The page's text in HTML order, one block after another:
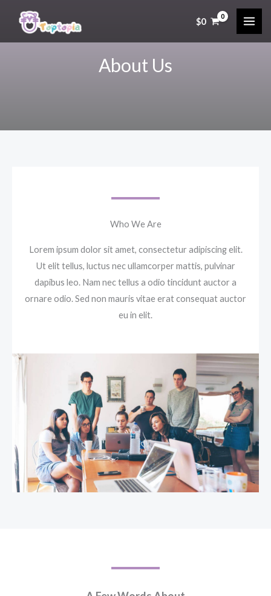
contenido
$0
About Us
Who We Are​
Lorem ipsum dolor sit amet, consectetur adipiscing elit.
Ut elit tellus, luctus nec ullamcorper mattis, pulvinar
dapibus leo. Nam nec tellus a odio tincidunt auctor a
ornare odio. Sed non mauris vitae erat consequat auctor
eu in elit.​